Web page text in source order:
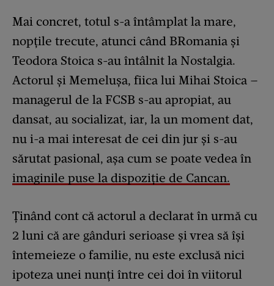
Mai concret, totul s-a întâmplat la mare,
nopțile trecute, atunci când BRomania și
Teodora Stoica s-au întâlnit la Nostalgia.
Actorul și Memelușa, fiica lui Mihai Stoica –
managerul de la FCSB s-au apropiat, au
dansat, au socializat, iar, la un moment dat,
nu i-a mai interesat de cei din jur și s-au
sărutat pasional, așa cum se poate vedea în
imaginile puse la dispoziție de Cancan.
Ținând cont că actorul a declarat în urmă cu
2 luni că are gânduri serioase și vrea să își
întemeieze o familie, nu este exclusă nici
ipoteza unei nunți între cei doi în viitorul